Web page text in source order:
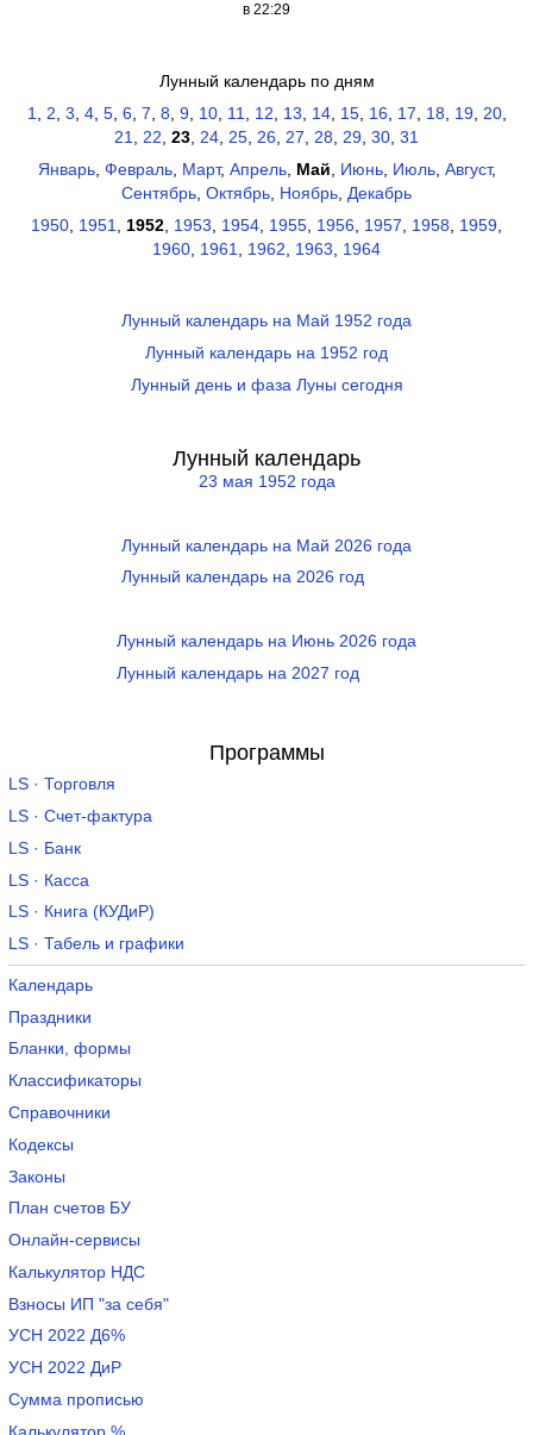
в 22:29
Лунный календарь по дням
1
2 3 4, 5, 6, 7 8 9, 10, 11 12 13 14, 15, 16, 17 18 19, 20,
21
22 23 24 25 26 27 28 29 30 31
Январь, Февраль, Март, Апрель, Май Июнь, Июль, Август,
Сентябрь Октябрь Ноябрь Декабрь
1950 1951 1952 1953 1954 1955 1956 1957 1958 1959
1960 1961 1962 1963 1964
Лунный календарь на Май 1952 года
Лунный календарь на 1952 год
Лунный день и фаза Луны сегодня
Лунный календарь
23 мая 1952 года
Лунный календарь на Май 2026 года
Лунный календарь на 2026 год
Лунный календарь на Июнь 2026 года
Лунный календарь на 2027 год
Программы
LS · Торговля
LS · Счет-фактура
LS · Банк
LS · Касса
LS · Книга (КУДиР)
LS · Табель и графики
Календарь
Праздники
Бланки, формы
Классификаторы
Справочники
Кодексы
Законы
План счетов БУ
Онлайн-сервисы
Калькулятор НДС
Взносы ИП "за себя"
УСН 2022 Д6%
УСН 2022 ДиР
Сумма прописью